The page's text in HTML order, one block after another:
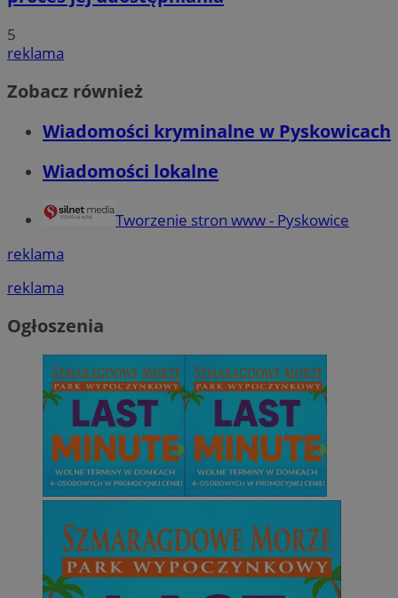
5
reklama
Zobacz również
Wiadomości kryminalne w Pyskowicach
Wiadomości lokalne
Tworzenie stron www - Pyskowice
reklama
reklama
Ogłoszenia